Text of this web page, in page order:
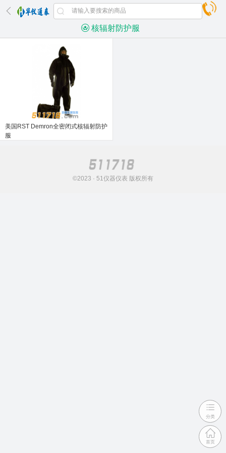
核辐射防护服
美国RST Demron全密闭式核辐射防护
服
©2023 · 51仪器仪表 版权所有
分类
首页